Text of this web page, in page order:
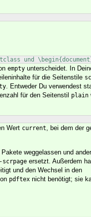
und
empty unterscheidet. In
für die Seitenstile
. Entweder Du verwendest
für den Seitenstil plain
Wert current, bei dem der
weggelassen und
ersetzt. Außerdem
und den Wechsel in den
pdftex nicht benötigt; sie